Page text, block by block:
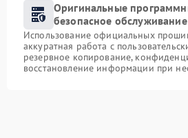
Оригинальные
безопасное
Использование официальных
аккуратная работа с
резервное копирование,
восстановление информации при